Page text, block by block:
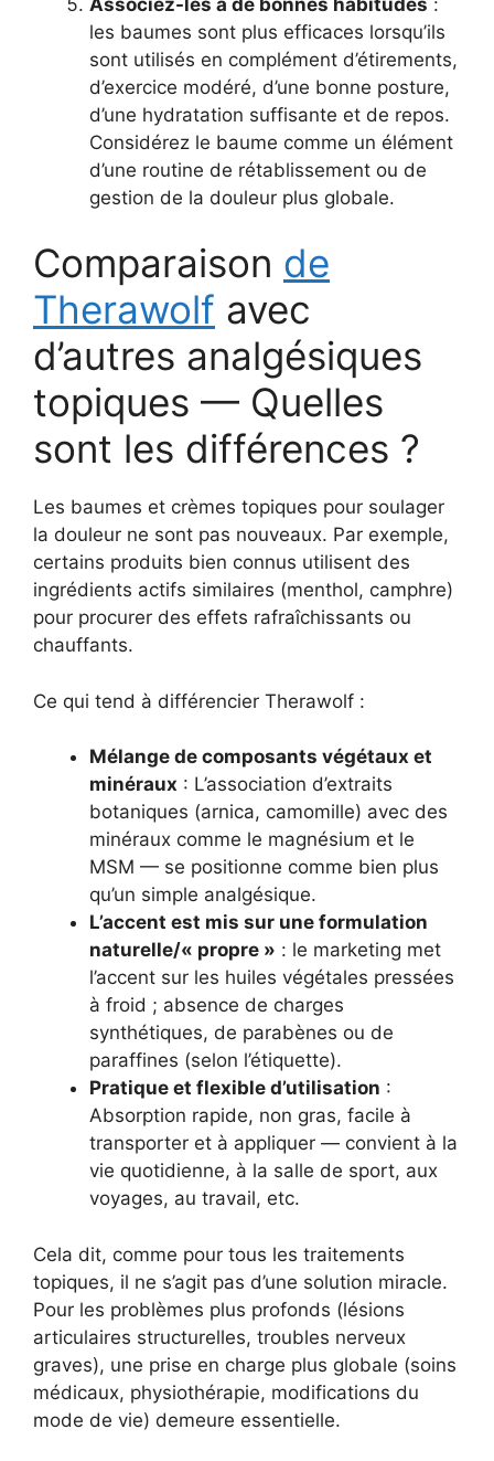
les baumes sont plus efficaces lorsqu’ils
sont utilisés en complément d’étirements,
d’exercice modéré, d’une bonne posture,
d’une hydratation suffisante et de repos.
Considérez le baume comme un élément
d’une routine de rétablissement ou de
gestion de la douleur plus globale.
Comparaison de
Therawolf avec
d’autres analgésiques
topiques — Quelles
sont les différences ?
Les baumes et crèmes topiques pour soulager
la douleur ne sont pas nouveaux. Par exemple,
certains produits bien connus utilisent des
ingrédients actifs similaires (menthol, camphre)
pour procurer des effets rafraîchissants ou
chauffants.
Ce qui tend à différencier Therawolf :
Mélange de composants végétaux et
minéraux : L’association d’extraits
botaniques (arnica, camomille) avec des
minéraux comme le magnésium et le
MSM — se positionne comme bien plus
qu’un simple analgésique.
L’accent est mis sur une formulation
naturelle/« propre » : le marketing met
l’accent sur les huiles végétales pressées
à froid ; absence de charges
synthétiques, de parabènes ou de
paraffines (selon l’étiquette).
Pratique et flexible d’utilisation :
Absorption rapide, non gras, facile à
transporter et à appliquer — convient à la
vie quotidienne, à la salle de sport, aux
voyages, au travail, etc.
Cela dit, comme pour tous les traitements
topiques, il ne s’agit pas d’une solution miracle.
Pour les problèmes plus profonds (lésions
articulaires structurelles, troubles nerveux
graves), une prise en charge plus globale (soins
médicaux, physiothérapie, modifications du
mode de vie) demeure essentielle.